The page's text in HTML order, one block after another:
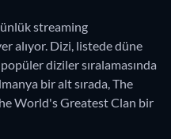
streaming
alıyor. Dizi, listede düne
diziler sıralamasında
bir alt sırada, The
World's Greatest Clan bir